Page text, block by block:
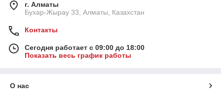
г. Алматы
Бухар-Жырау 33, Алматы, Казахстан
Контакты
Сегодня работает с 09:00 до 18:00
Показать весь график работы
О нас